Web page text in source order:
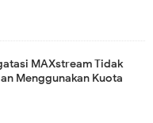
MAXstream Tidak
Menggunakan Kuota